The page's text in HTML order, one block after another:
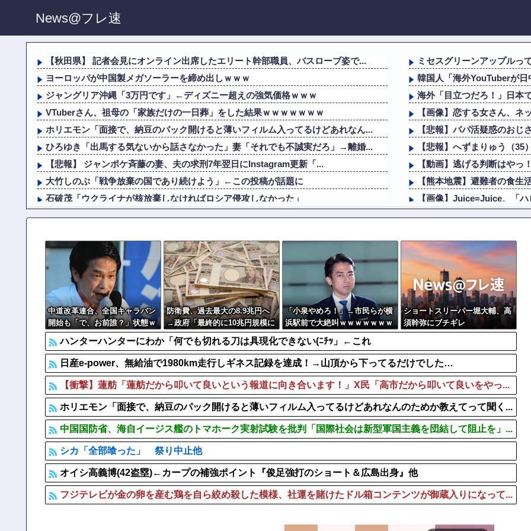
News@フレ速
【秋田県】 記者会見にオンライン出席したエリート幹部職員、バスローブ姿で...
ヨーロッパが中国製メガソーラーを締め出しｗｗｗ
ジャングリア沖縄「3万円です」←ディズニー超えの強気価格ｗｗｗ
VTuberさん、祖母の「家族だけの一日葬」をした結果ｗｗｗｗｗｗｗ
ホリエモン「面接で、納豆のパック開けると薄いフィルム入ってるけどあれなん...
ひろゆき「出馬する気ないから話さなかった」妻「それでも不誠実だろ」→離婚...
【悲報】 ジャンポケ斉藤の妻、夫の求刑7年翌日にInstagram更新「...
大竹しのぶ「戦争放棄の国であり続けよう」←この投稿が話題に
石破茂「ウクライナが核放棄しなければロシア侵攻しなかった」
高市総理、被爆体験者と面会するも「握手だけ」←何のために会うんだよ…
ホリエモン「面接で、納豆のパック開けると薄いフィルム入ってるけどあれなん...
【批判】ワールドカップ決勝のハーフタイムショー、英紙｢BTSが出てきて悪...
【なんで】竹島ソングを歌う韓国アイドルグループが待望の日本デビュー
中国人による密漁が止まらない
ミセスグリーンアップルっ
韓国人「海外YouTuberが
海外「目立つだろ！」日本
【画像】恋する女さん、
【悲報】パパ活疑惑のお
【悲報】へずまりゅう（
【動画】逃げる判断はや
【熊本地震】避難者の食
【画像】Juice=Juice、「
海外「”京都の鳥”は良いぞ
男の子「モモンガの声優っ
ETCの事をイーティーシー
駿河屋「グルメスパイザー
【ウマ娘】ドリジャやステ
中道改革連合、全国キャラバン
開始も「で、お前誰？」状態ｗ
ｗｗｗｗ
防衛費、過去最大の8.9兆円へ
→政府「最終的に10兆円規模に
なる可能性」
「小泉やめろ！」→市民らが横
浜駅前で大絶叫ｗｗｗｗｗｗｗ
ｗ
ショートスリーパー堀大輔、高
須幹弥にブチギレ
ハンターハンターにわか「何でも切れる刀は具現化できない(ﾆﾁｯ」←これ
日産e-power、無給油で1980km走行しギネス記録を達成！→山頂から下ってるだけでした…
【衝撃】蓮舫「蓮舫だから叩いて良いという報道に向き合います！」X民「高市だから叩いて良いをやっ...
ホリエモン「面接で、納豆のパック開けると薄いフィルム入ってるけどあれなんのためか教えてって聞く...
中国国防省、海自イージス艦のトマホーク実射試験を批判「国際社会は新型軍国主義を団結して阻止を」...
シカ「全部喰った」 祭り中止他
オイシ高義博(42盗塁)←カープの補強ポイント『俊足強打のショート＆広島出身』他
フジテレビが金の卵を産む鶏を自ら絞め殺した模様、社運を賭けたドル箱コンテンツが御蔵入りになって...